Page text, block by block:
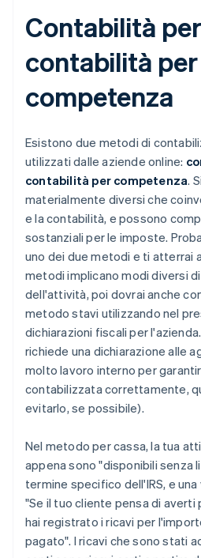
Contabilità
contabilità per
competenza
Esistono due metodi di
utilizzati dalle aziende online:
contabilità per competenza.
materialmente diversi che
e la contabilità, e possono
sostanziali per le imposte.
uno dei due metodi e ti atterrai
metodi implicano modi diversi
dell'attività, poi dovrai anche
metodo stavi utilizzando nel
dichiarazioni fiscali per
richiede una dichiarazione alle
molto lavoro interno per
contabilizzata correttamente,
evitarlo, se possibile).
Nel metodo per cassa, la tua
appena sono "disponibili senza
termine specifico dell'IRS, e
"Se il tuo cliente pensa di
hai registrato i ricavi per
pagato". I ricavi che sono stati